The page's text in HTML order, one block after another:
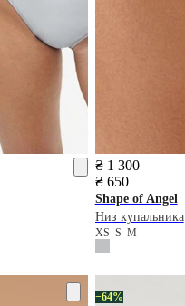
₴ 1 300
₴ 650
Shape of Angel
Низ купальника
XS S M
−64%